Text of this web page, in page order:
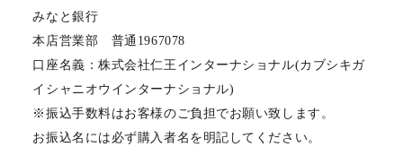
みなと銀行
本店営業部 普通1967078
口座名義：株式会社仁王インターナショナル(カブシキガ
イシャニオウインターナショナル)
※振込手数料はお客様のご負担でお願い致します。
お振込名には必ず購入者名を明記してください。